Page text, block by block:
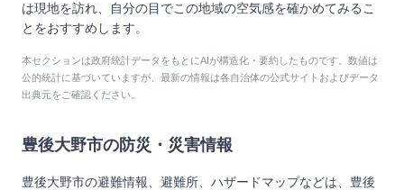
は現地を訪れ、自分の目でこの地域の空気感を確かめてみるこ
とをおすすめします。
本セクションは政府統計データをもとにAIが構造化・要約したものです。数値は
公的統計に基づいていますが、最新の情報は各自治体の公式サイトおよびデータ
出典元をご確認ください。
豊後大野市の防災・災害情報
豊後大野市の避難情報、避難所、ハザードマップなどは、 豊後